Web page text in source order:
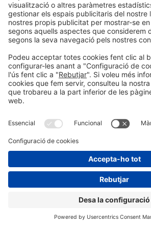
Informació legalAvís legal Política de privacitat
#HOSTELCO2026
a les xarxes socials